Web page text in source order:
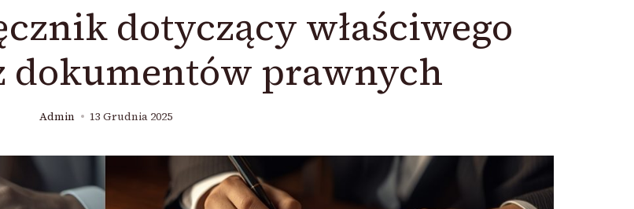
dotyczący właściwego
dokumentów prawnych
Admin 13 Grudnia 2025